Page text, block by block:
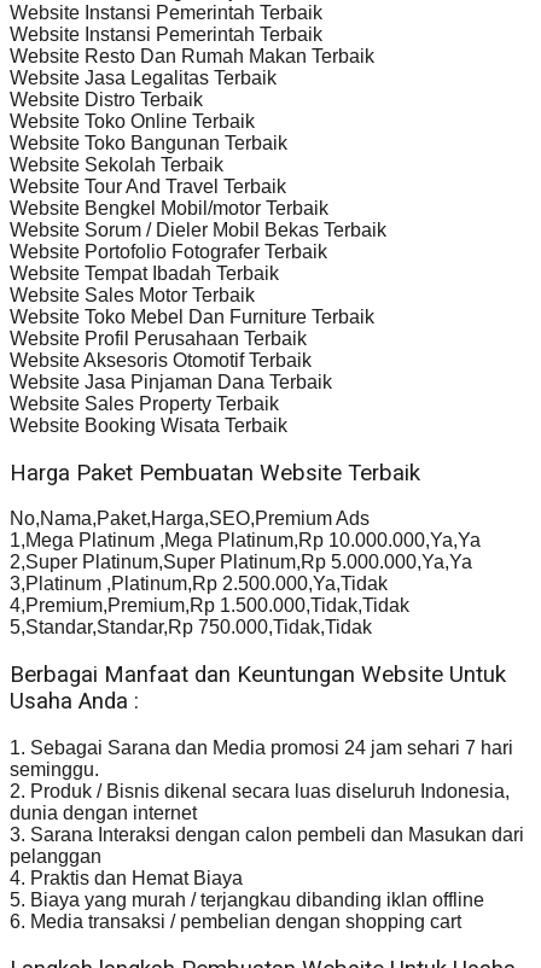
Website Instansi Pemerintah Terbaik
Website Instansi Pemerintah Terbaik
Website Resto Dan Rumah Makan Terbaik
Website Jasa Legalitas Terbaik
Website Distro Terbaik
Website Toko Online Terbaik
Website Toko Bangunan Terbaik
Website Sekolah Terbaik
Website Tour And Travel Terbaik
Website Bengkel Mobil/motor Terbaik
Website Sorum / Dieler Mobil Bekas Terbaik
Website Portofolio Fotografer Terbaik
Website Tempat Ibadah Terbaik
Website Sales Motor Terbaik
Website Toko Mebel Dan Furniture Terbaik
Website Profil Perusahaan Terbaik
Website Aksesoris Otomotif Terbaik
Website Jasa Pinjaman Dana Terbaik
Website Sales Property Terbaik
Website Booking Wisata Terbaik
Harga Paket Pembuatan Website Terbaik
No,Nama,Paket,Harga,SEO,Premium Ads
1,Mega Platinum ,Mega Platinum,Rp 10.000.000,Ya,Ya
2,Super Platinum,Super Platinum,Rp 5.000.000,Ya,Ya
3,Platinum ,Platinum,Rp 2.500.000,Ya,Tidak
4,Premium,Premium,Rp 1.500.000,Tidak,Tidak
5,Standar,Standar,Rp 750.000,Tidak,Tidak
Berbagai Manfaat dan Keuntungan Website Untuk
Usaha Anda :
1. Sebagai Sarana dan Media promosi 24 jam sehari 7 hari
seminggu.
2. Produk / Bisnis dikenal secara luas diseluruh Indonesia,
dunia dengan internet
3. Sarana Interaksi dengan calon pembeli dan Masukan dari
pelanggan
4. Praktis dan Hemat Biaya
5. Biaya yang murah / terjangkau dibanding iklan offline
6. Media transaksi / pembelian dengan shopping cart